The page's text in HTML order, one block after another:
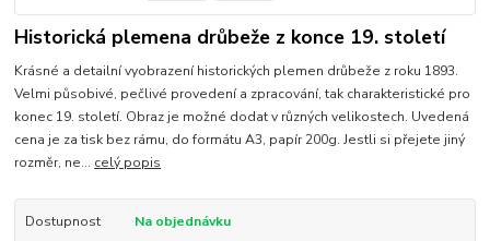
Historická plemena drůbeže z konce 19. století
Krásné a detailní vyobrazení historických plemen drůbeže z roku 1893.
Velmi působivé, pečlivé provedení a zpracování, tak charakteristické pro
konec 19. století. Obraz je možné dodat v různých velikostech. Uvedená
cena je za tisk bez rámu, do formátu A3, papír 200g. Jestli si přejete jiný
rozměr, ne... celý popis
Dostupnost Na objednávku